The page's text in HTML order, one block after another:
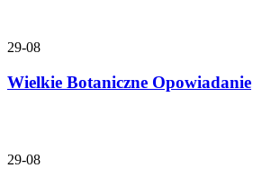
29-08
Wielkie Botaniczne Opowiadanie
29-08